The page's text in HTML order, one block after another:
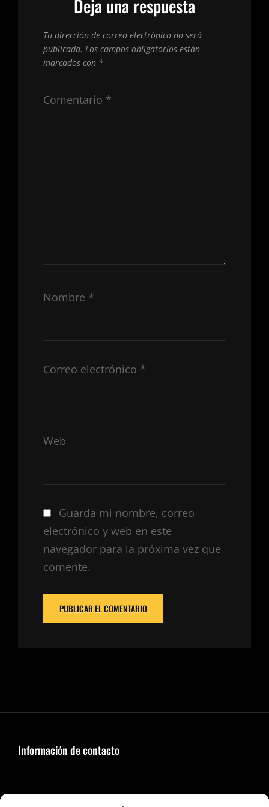
Deja una respuesta
Tu dirección de correo electrónico no será
publicada. Los campos obligatorios están
marcados con *
Comentario *
Nombre *
Correo electrónico *
Web
Guarda mi nombre, correo
electrónico y web en este
navegador para la próxima vez que
comente.
Información de contacto